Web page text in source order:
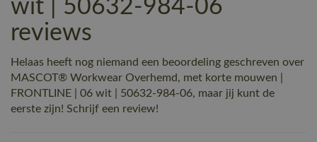
wit | 50632-984-06
reviews
Helaas heeft nog niemand een beoordeling geschreven over
MASCOT® Workwear Overhemd, met korte mouwen |
FRONTLINE | 06 wit | 50632-984-06, maar jij kunt de
eerste zijn! Schrijf een review!